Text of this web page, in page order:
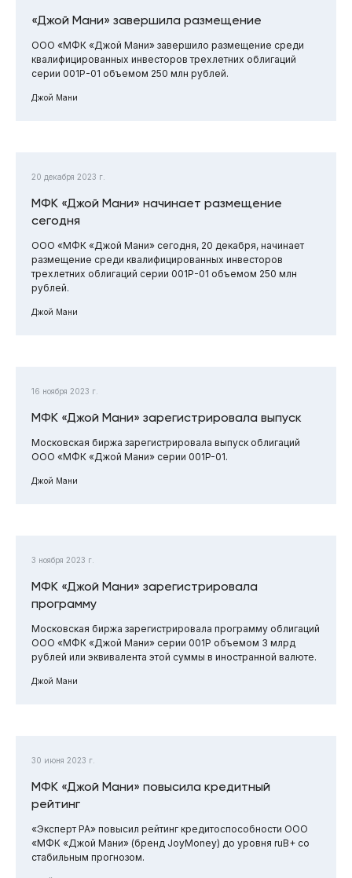
«Джой Мани» завершила размещение
ООО «МФК «Джой Мани» завершило размещение среди
квалифицированных инвесторов трехлетних облигаций
серии 001Р-01 объемом 250 млн рублей.
Джой Мани
20 декабря 2023 г.
МФК «Джой Мани» начинает размещение
сегодня
ООО «МФК «Джой Мани» сегодня, 20 декабря, начинает
размещение среди квалифицированных инвесторов
трехлетних облигаций серии 001Р-01 объемом 250 млн
рублей.
Джой Мани
16 ноября 2023 г.
МФК «Джой Мани» зарегистрировала выпуск
Московская биржа зарегистрировала выпуск облигаций
ООО «МФК «Джой Мани» серии 001P-01.
Джой Мани
3 ноября 2023 г.
МФК «Джой Мани» зарегистрировала
программу
Московская биржа зарегистрировала программу облигаций
ООО «МФК «Джой Мани» серии 001P объемом 3 млрд
рублей или эквивалента этой суммы в иностранной валюте.
Джой Мани
30 июня 2023 г.
МФК «Джой Мани» повысила кредитный
рейтинг
«Эксперт РА» повысил рейтинг кредитоспособности ООО
«МФК «Джой Мани» (бренд JoyMoney) до уровня ruB+ со
стабильным прогнозом.